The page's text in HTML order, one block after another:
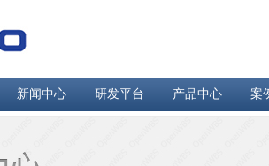
新闻中心 研发平台 产品中心 案